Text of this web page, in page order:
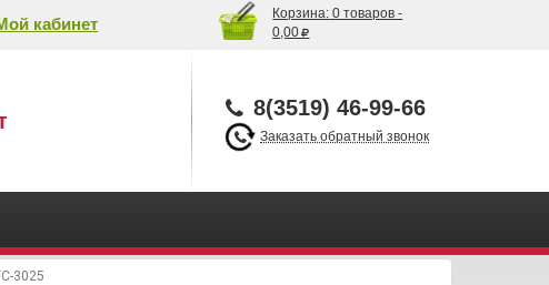
кабинет
Корзина: 0 товаров -
0,00
8(3519) 46-99-66
Заказать обратный звонок
3025